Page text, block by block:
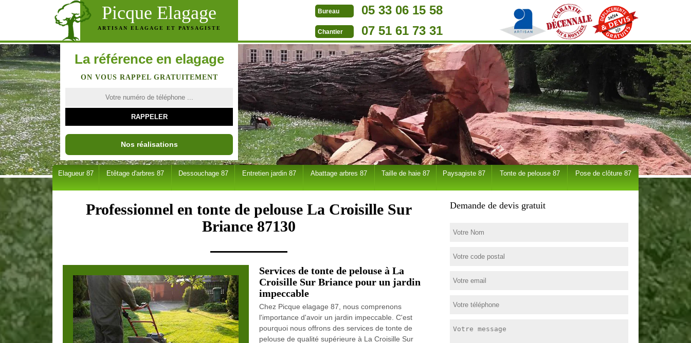
Picque Elagage
ARTISAN ELAGAGE ET PAYSAGISTE
Bureau 05 33 06 15 58
Chantier 07 51 61 73 31
La référence en elagage
ON VOUS RAPPEL GRATUITEMENT
Nos réalisations
Elagueur 87 Etêtage d'arbres 87 Dessouchage 87 Entretien jardin 87 Abattage arbres 87 Taille de haie 87 Paysagiste 87 Tonte de pelouse 87 Pose de clôture 87
Professionnel en tonte de pelouse La Croisille Sur
Briance 87130
Services de tonte de pelouse à La
Croisille Sur Briance pour un jardin
impeccable
Chez Picque elagage 87, nous comprenons
l'importance d'avoir un jardin impeccable. C'est
pourquoi nous offrons des services de tonte de
pelouse de qualité supérieure à La Croisille Sur
Demande de devis gratuit